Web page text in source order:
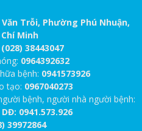
Văn Trỗi, Phường Phú Nhuận,
Minh
(028) 38443047
0964392632
bệnh: 0941573926
tạo: 0967040273
bệnh, người nhà người bệnh:
0941.573.926
39972864